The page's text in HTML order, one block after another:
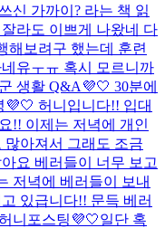
신 가까이? 라는 책 읽
라도 이쁘게 나왔네 다
해보려구 했는데 훈련
유ㅜㅠ 혹시 모르니까
생활 Q&A💜🤍 30분에
💜🤍 허니입니다!! 입대
!! 이제는 저녁에 개인
아져서 그래도 조금
요 베러들이 너무 보고
저녁에 베러들이 보내
있급니다!! 문득 베러
니포스팅💜🤍일단 혹